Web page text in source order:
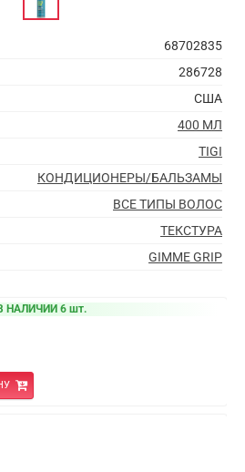
68702835
286728
США
400 МЛ
TIGI
КОНДИЦИОНЕРЫ/БАЛЬЗАМЫ
ВСЕ ТИПЫ ВОЛОС
ТЕКСТУРА
GIMME GRIP
НАЛИЧИИ 6 шт.